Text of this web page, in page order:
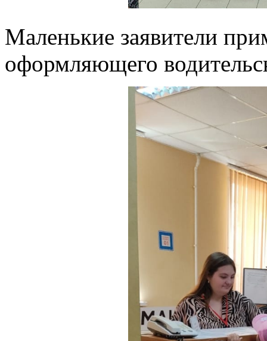
Маленькие заявители
оформляющего